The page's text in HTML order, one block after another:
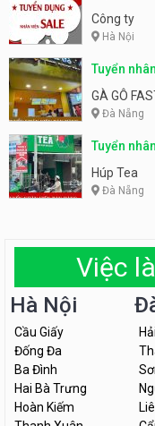
Công ty
Hà Nội
Tuyển
GÀ GÔ
Đà Nẵng
Tuyển
Húp Tea
Đà Nẵng
Việc
Hà Nội
Cầu Giấy
Đống Đa
Ba Đình
Hai Bà Trưng
Hoàn Kiếm